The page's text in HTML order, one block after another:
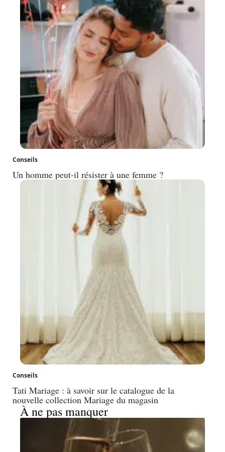
Conseils
Un homme peut-il résister à une femme ?
Conseils
Tati Mariage : à savoir sur le catalogue de la
nouvelle collection Mariage du magasin
À ne pas manquer